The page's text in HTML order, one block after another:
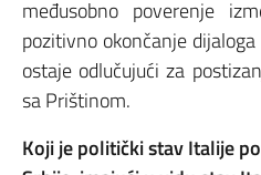
međusobno poverenje
pozitivno okončanje
ostaje odlučujući za
sa Prištinom.
Koji je politički stav Italije